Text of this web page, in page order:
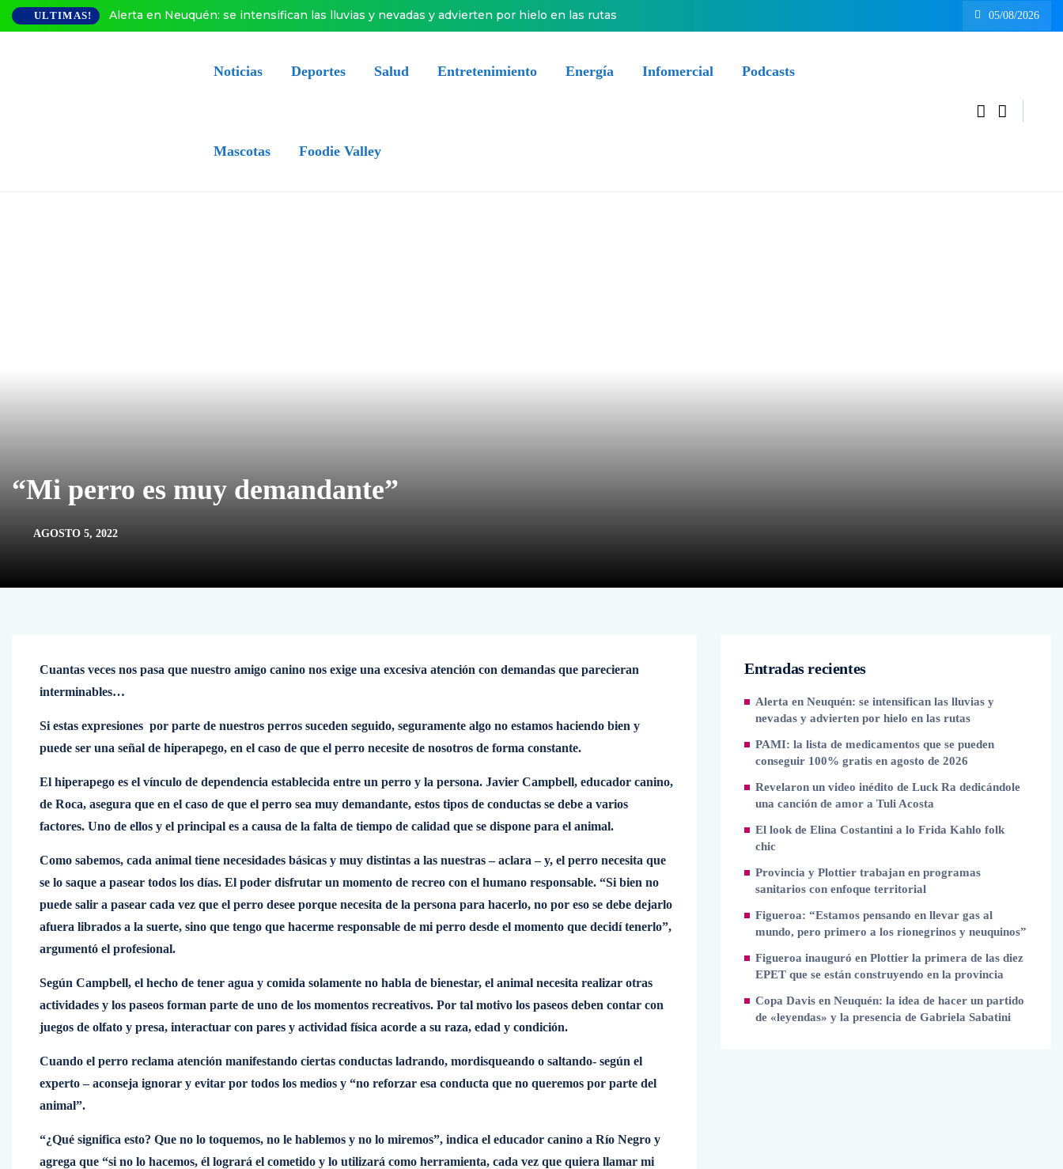
ULTIMAS! Alerta en Neuquén: se intensifican las lluvias y nevadas y advierten por hielo en las rutas 05/08/2026
Noticias Deportes Salud Entretenimiento Energía Infomercial Podcasts
Mascotas Foodie Valley
“Mi perro es muy demandante”
AGOSTO 5, 2022
Cuantas veces nos pasa que nuestro amigo canino nos exige una excesiva atención con demandas que parecieran
interminables…
Si estas expresiones por parte de nuestros perros suceden seguido, seguramente algo no estamos haciendo bien y
puede ser una señal de hiperapego, en el caso de que el perro necesite de nosotros de forma constante.
El hiperapego es el vínculo de dependencia establecida entre un perro y la persona. Javier Campbell, educador canino,
de Roca, asegura que en el caso de que el perro sea muy demandante, estos tipos de conductas se debe a varios
factores. Uno de ellos y el principal es a causa de la falta de tiempo de calidad que se dispone para el animal.
Como sabemos, cada animal tiene necesidades básicas y muy distintas a las nuestras – aclara – y, el perro necesita que
se lo saque a pasear todos los días. El poder disfrutar un momento de recreo con el humano responsable. “Si bien no
puede salir a pasear cada vez que el perro desee porque necesita de la persona para hacerlo, no por eso se debe dejarlo
afuera librados a la suerte, sino que tengo que hacerme responsable de mi perro desde el momento que decidí tenerlo”,
argumentó el profesional.
Según Campbell, el hecho de tener agua y comida solamente no habla de bienestar, el animal necesita realizar otras
actividades y los paseos forman parte de uno de los momentos recreativos. Por tal motivo los paseos deben contar con
juegos de olfato y presa, interactuar con pares y actividad física acorde a su raza, edad y condición.
Cuando el perro reclama atención manifestando ciertas conductas ladrando, mordisqueando o saltando- según el
experto – aconseja ignorar y evitar por todos los medios y “no reforzar esa conducta que no queremos por parte del
animal”.
“¿Qué significa esto? Que no lo toquemos, no le hablemos y no lo miremos”, indica el educador canino a Río Negro y
agrega que “si no lo hacemos, él logrará el cometido y lo utilizará como herramienta, cada vez que quiera llamar mi
Entradas recientes
Alerta en Neuquén: se intensifican las lluvias y
nevadas y advierten por hielo en las rutas
PAMI: la lista de medicamentos que se pueden
conseguir 100% gratis en agosto de 2026
Revelaron un video inédito de Luck Ra dedicándole
una canción de amor a Tuli Acosta
El look de Elina Costantini a lo Frida Kahlo folk
chic
Provincia y Plottier trabajan en programas
sanitarios con enfoque territorial
Figueroa: “Estamos pensando en llevar gas al
mundo, pero primero a los rionegrinos y neuquinos”
Figueroa inauguró en Plottier la primera de las diez
EPET que se están construyendo en la provincia
Copa Davis en Neuquén: la idea de hacer un partido
de «leyendas» y la presencia de Gabriela Sabatini